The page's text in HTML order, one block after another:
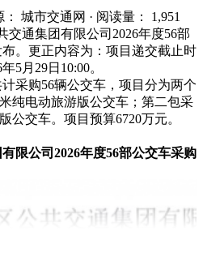
： 城市交通网 · 阅读量： 1,951
交通集团有限公司2026年度56部
。更正内容为：项目递交截止时
5月29日10:00。
采购56辆公交车，项目分为两个
纯电动旅游版公交车；第二包采
公交车。项目预算6720万元。
限公司2026年度56部公交车采购